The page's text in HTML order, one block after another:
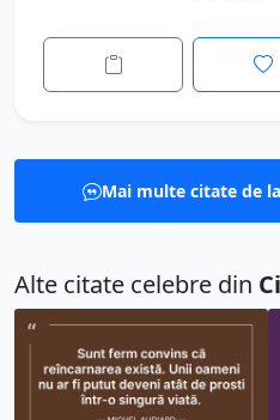
Mai multe citate de
Alte citate celebre din